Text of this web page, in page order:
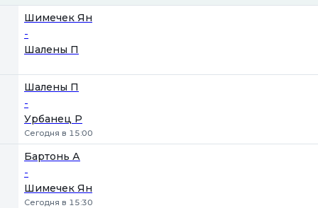
Шимечек Ян
-
Шалены П
Шалены П
-
Урбанец Р
Сегодня в 15:00
Бартонь А
-
Шимечек Ян
Сегодня в 15:30